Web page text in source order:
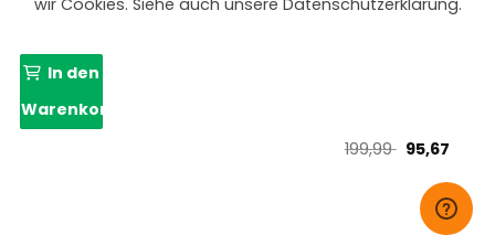
199,99
war:
199,99 €
95,67
ist:
In den
Warenkorb